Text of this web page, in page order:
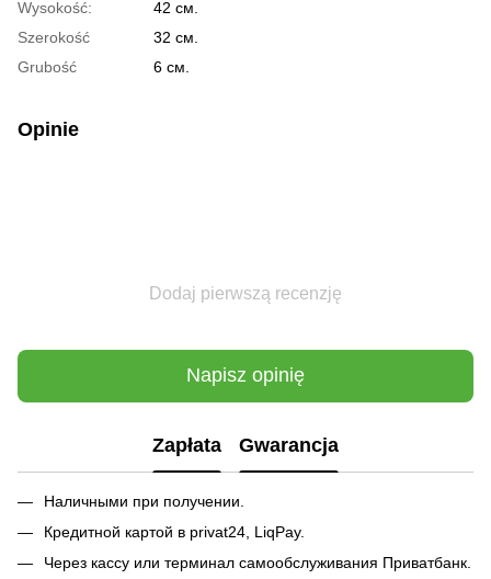
Wysokość:
42 см.
Szerokość
32 см.
Grubość
6 см.
Opinie
Dodaj pierwszą recenzję
Napisz opinię
Zapłata Gwarancja
Наличными при получении.
Кредитной картой в privat24, LiqPay.
Через кассу или терминал самообслуживания Приватбанк.